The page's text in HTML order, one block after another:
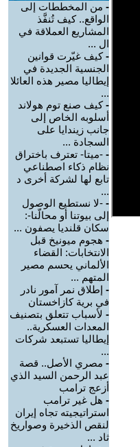
- من المخططات إلى
الواقع.. كيف تُنفَّذ
المشاريع العملاقة في
ال ...
-كيف غيّرت قوانين
الجنسية الجديدة في
إيطاليا مصير هذه العائلا
...
-كيف صنع توم هولاند
أسلوبه الخاص إلى
جانب زيندايا على
السجادة ...
- -ميتا- تعترف باختراق
نظام ذكاء اصطناعي
تابع لها لشركة أخرى د
...
- -لا نستطيع الوصول
إلى بيوتنا أو محالّنا-:
سكان قلنديا يصفون ...
- هجوم ميونيخ قبل
الانتخابات: القضاء
الألماني يحسم مصير
المتهم ...
- إطلاق نمر آمور نادر
في برية كازاخستان
- لأسباب تتعلق بتصنيف
المعدات العسكرية..
إيطاليا تستبعد شركات
...
- مصري الأصل.. قصة
عبد الرحمن السيد الذي
أزعج ترامب
- هل غير ترامب
استراتيجيته تجاه إيران
لنقص الذخيرة وصواريخ
ثاد ...